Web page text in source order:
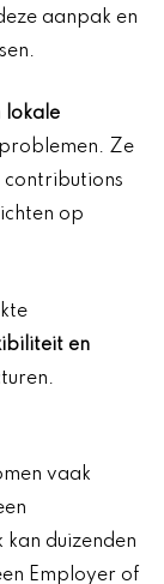
aanpak en
lokale
Ze
contributions
op
en
vaak
duizenden
Employer of